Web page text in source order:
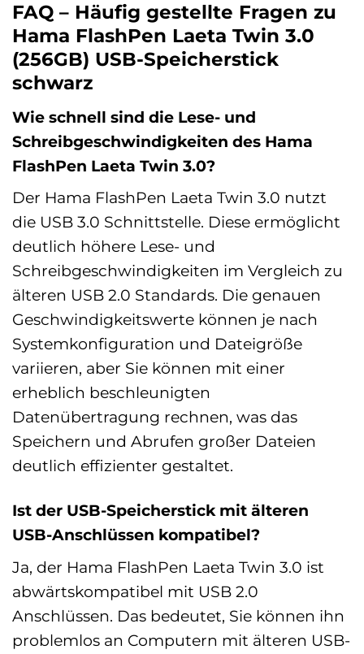
FAQ – Häufig gestellte Fragen zu
Hama FlashPen Laeta Twin 3.0
(256GB) USB-Speicherstick
schwarz
Wie schnell sind die Lese- und
Schreibgeschwindigkeiten des Hama
FlashPen Laeta Twin 3.0?
Der Hama FlashPen Laeta Twin 3.0 nutzt
die USB 3.0 Schnittstelle. Diese ermöglicht
deutlich höhere Lese- und
Schreibgeschwindigkeiten im Vergleich zu
älteren USB 2.0 Standards. Die genauen
Geschwindigkeitswerte können je nach
Systemkonfiguration und Dateigröße
variieren, aber Sie können mit einer
erheblich beschleunigten
Datenübertragung rechnen, was das
Speichern und Abrufen großer Dateien
deutlich effizienter gestaltet.
Ist der USB-Speicherstick mit älteren
USB-Anschlüssen kompatibel?
Ja, der Hama FlashPen Laeta Twin 3.0 ist
abwärtskompatibel mit USB 2.0
Anschlüssen. Das bedeutet, Sie können ihn
problemlos an Computern mit älteren USB-